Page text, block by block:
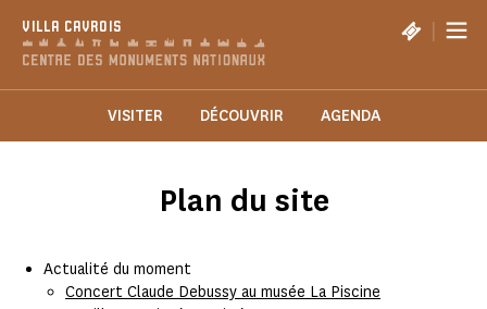
VILLA CAVROIS |
VISITER DÉCOUVRIR AGENDA
Plan du site
Actualité du moment
Concert Claude Debussy au musée La Piscine